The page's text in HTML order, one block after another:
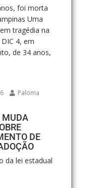
foi morta
Uma
tragédia na
4, em
de 34 anos,
Paloma
DE
da lei estadual